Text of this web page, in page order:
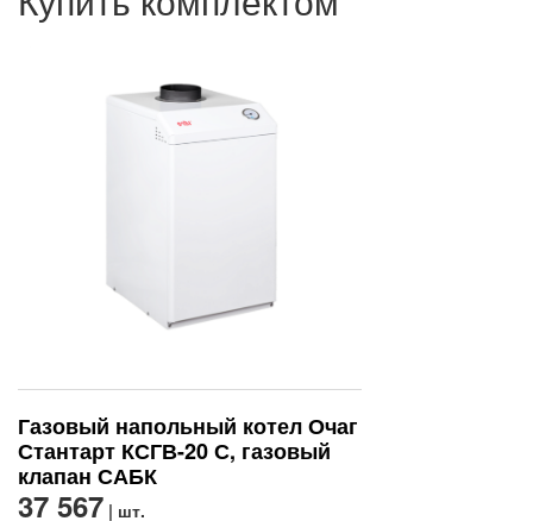
Газовый напольный котел Очаг
Стантарт КСГВ-20 С, газовый
клапан САБК
37 567 | шт.